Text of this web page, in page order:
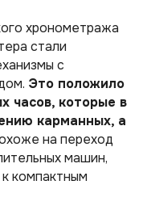
хронометража
стали
с
Это положило
часов, которые в
карманных, а
на переход
машин,
компактным